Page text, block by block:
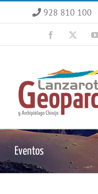
928 810 100
Facebook
Eventos